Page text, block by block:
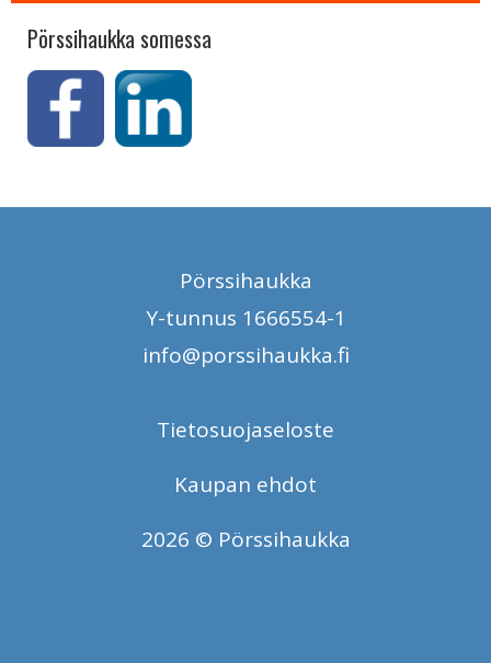
Pörssihaukka somessa
Pörssihaukka
Y-tunnus 1666554-1
info@porssihaukka.fi
Tietosuojaseloste
Kaupan ehdot
2026 © Pörssihaukka